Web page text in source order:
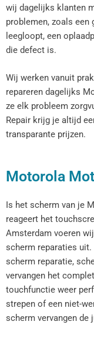
wij dagelijks klanten
problemen, zoals een
leegloopt, een
die defect is.
Wij werken vanuit
repareren dagelijks
ze elk probleem
Repair krijg je altijd
transparante prijzen.
Motorola
Is het scherm van je
reageert het
Amsterdam voeren
scherm reparaties
scherm reparatie,
vervangen het
touchfunctie weer
strepen of een niet-
scherm vervangen de